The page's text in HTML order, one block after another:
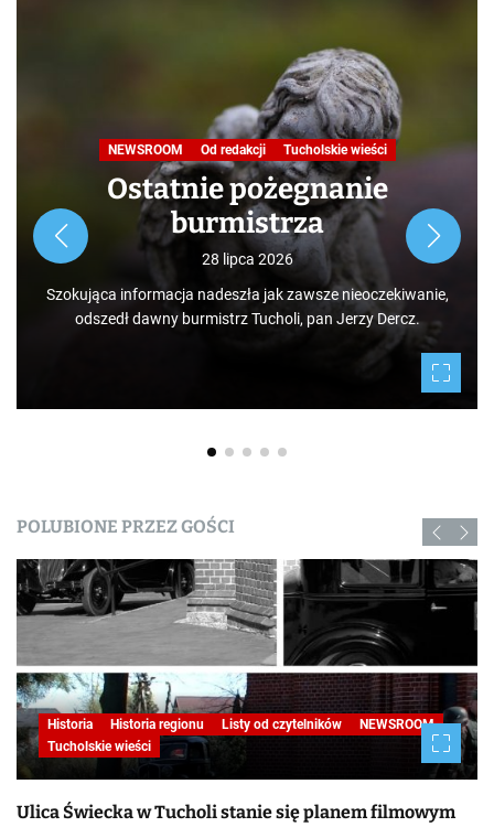
NEWSROOM Od redakcji Tucholskie wieści
Ostatnie pożegnanie
burmistrza
28 lipca 2026
Szokująca informacja nadeszła jak zawsze nieoczekiwanie,
odszedł dawny burmistrz Tucholi, pan Jerzy Dercz.
POLUBIONE PRZEZ GOŚCI
Historia Historia regionu Listy od czytelników
NEWSROOM
Tucholskie wieści
Ulica Świecka w Tucholi stanie się planem filmowym